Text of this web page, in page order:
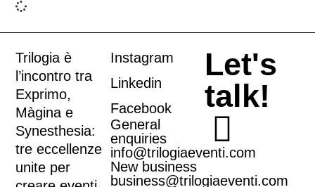
Trilogia è
l’incontro tra
Exprimo,
Màgina e
Synesthesia:
tre eccellenze
unite per
Instagram
Linkedin
Facebook
General
enquiries
info@trilogiaeventi.com
New business
business@trilogiaeventi.com
Let's
talk!